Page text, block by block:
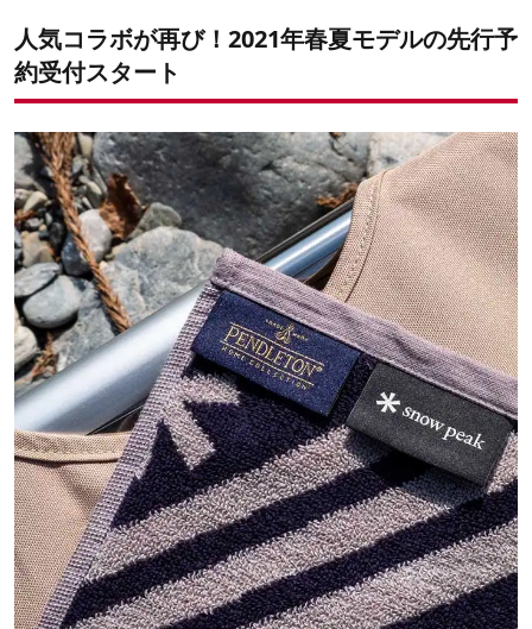
人気コラボが再び！2021年春夏モデルの先行予
約受付スタート